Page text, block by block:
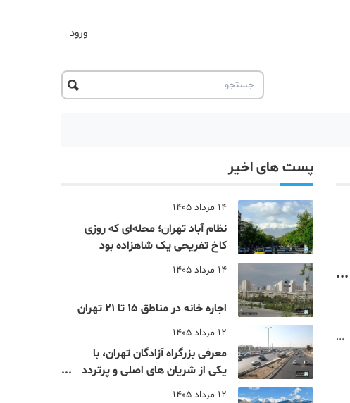
ورود
پست های اخیر
14 مرداد 1405
نظام‌ آباد تهران؛ محله‌ای که روزی
کاخ تفریحی یک شاهزاده بود
14 مرداد 1405
اجاره خانه در مناطق 15 تا 21 تهران
12 مرداد 1405
معرفی بزرگراه آزادگان تهران، با
یکی از شریان های اصلی و پرتردد
جنوب پایتخت آشنا شوید
12 مرداد 1405